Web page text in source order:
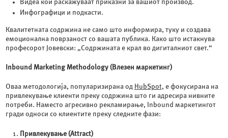
Видеа кои раскажуваат приказни за вашиот производ.
Инфографици и подкасти.
Квалитетната содржина не само што информира, туку и создава
емоционална поврзаност со вашата публика. Како што истакнува
професорот Јовевски: „Содржината е крал во дигиталниот свет.“
Inbound Marketing Methodology (Влезен маркетинг)
Оваа методологија, популаризирана од HubSpot, е фокусирана на
привлекување клиенти преку содржина што ги адресира нивните
потреби. Наместо агресивно рекламирање, Inbound маркетингот
гради односи со клиентите преку следните фази:
Привлекување (Attract)